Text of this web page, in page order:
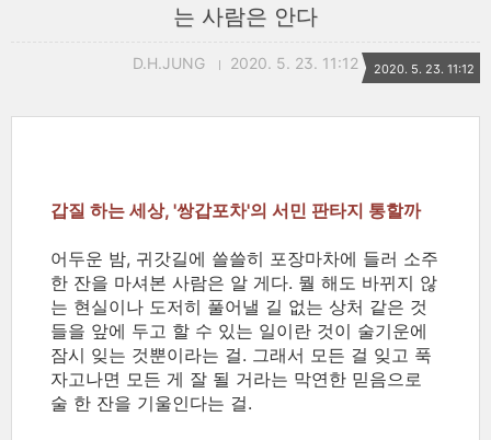
는 사람은 안다
D.H.JUNG 2020. 5. 23. 11:12 2020. 5. 23. 11:12
갑질 하는 세상, '쌍갑포차'의 서민 판타지 통할까
어두운 밤, 귀갓길에 쓸쓸히 포장마차에 들러 소주
한 잔을 마셔본 사람은 알 게다. 뭘 해도 바뀌지 않
는 현실이나 도저히 풀어낼 길 없는 상처 같은 것
들을 앞에 두고 할 수 있는 일이란 것이 술기운에
잠시 잊는 것뿐이라는 걸. 그래서 모든 걸 잊고 푹
자고나면 모든 게 잘 될 거라는 막연한 믿음으로
술 한 잔을 기울인다는 걸.